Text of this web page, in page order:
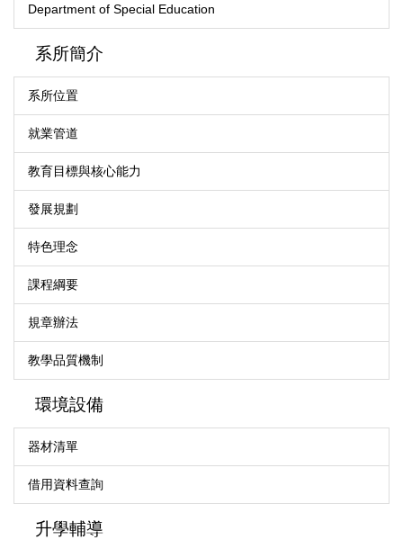
Department of Special Education
系所簡介
系所位置
就業管道
教育目標與核心能力
發展規劃
特色理念
課程綱要
規章辦法
教學品質機制
環境設備
器材清單
借用資料查詢
升學輔導